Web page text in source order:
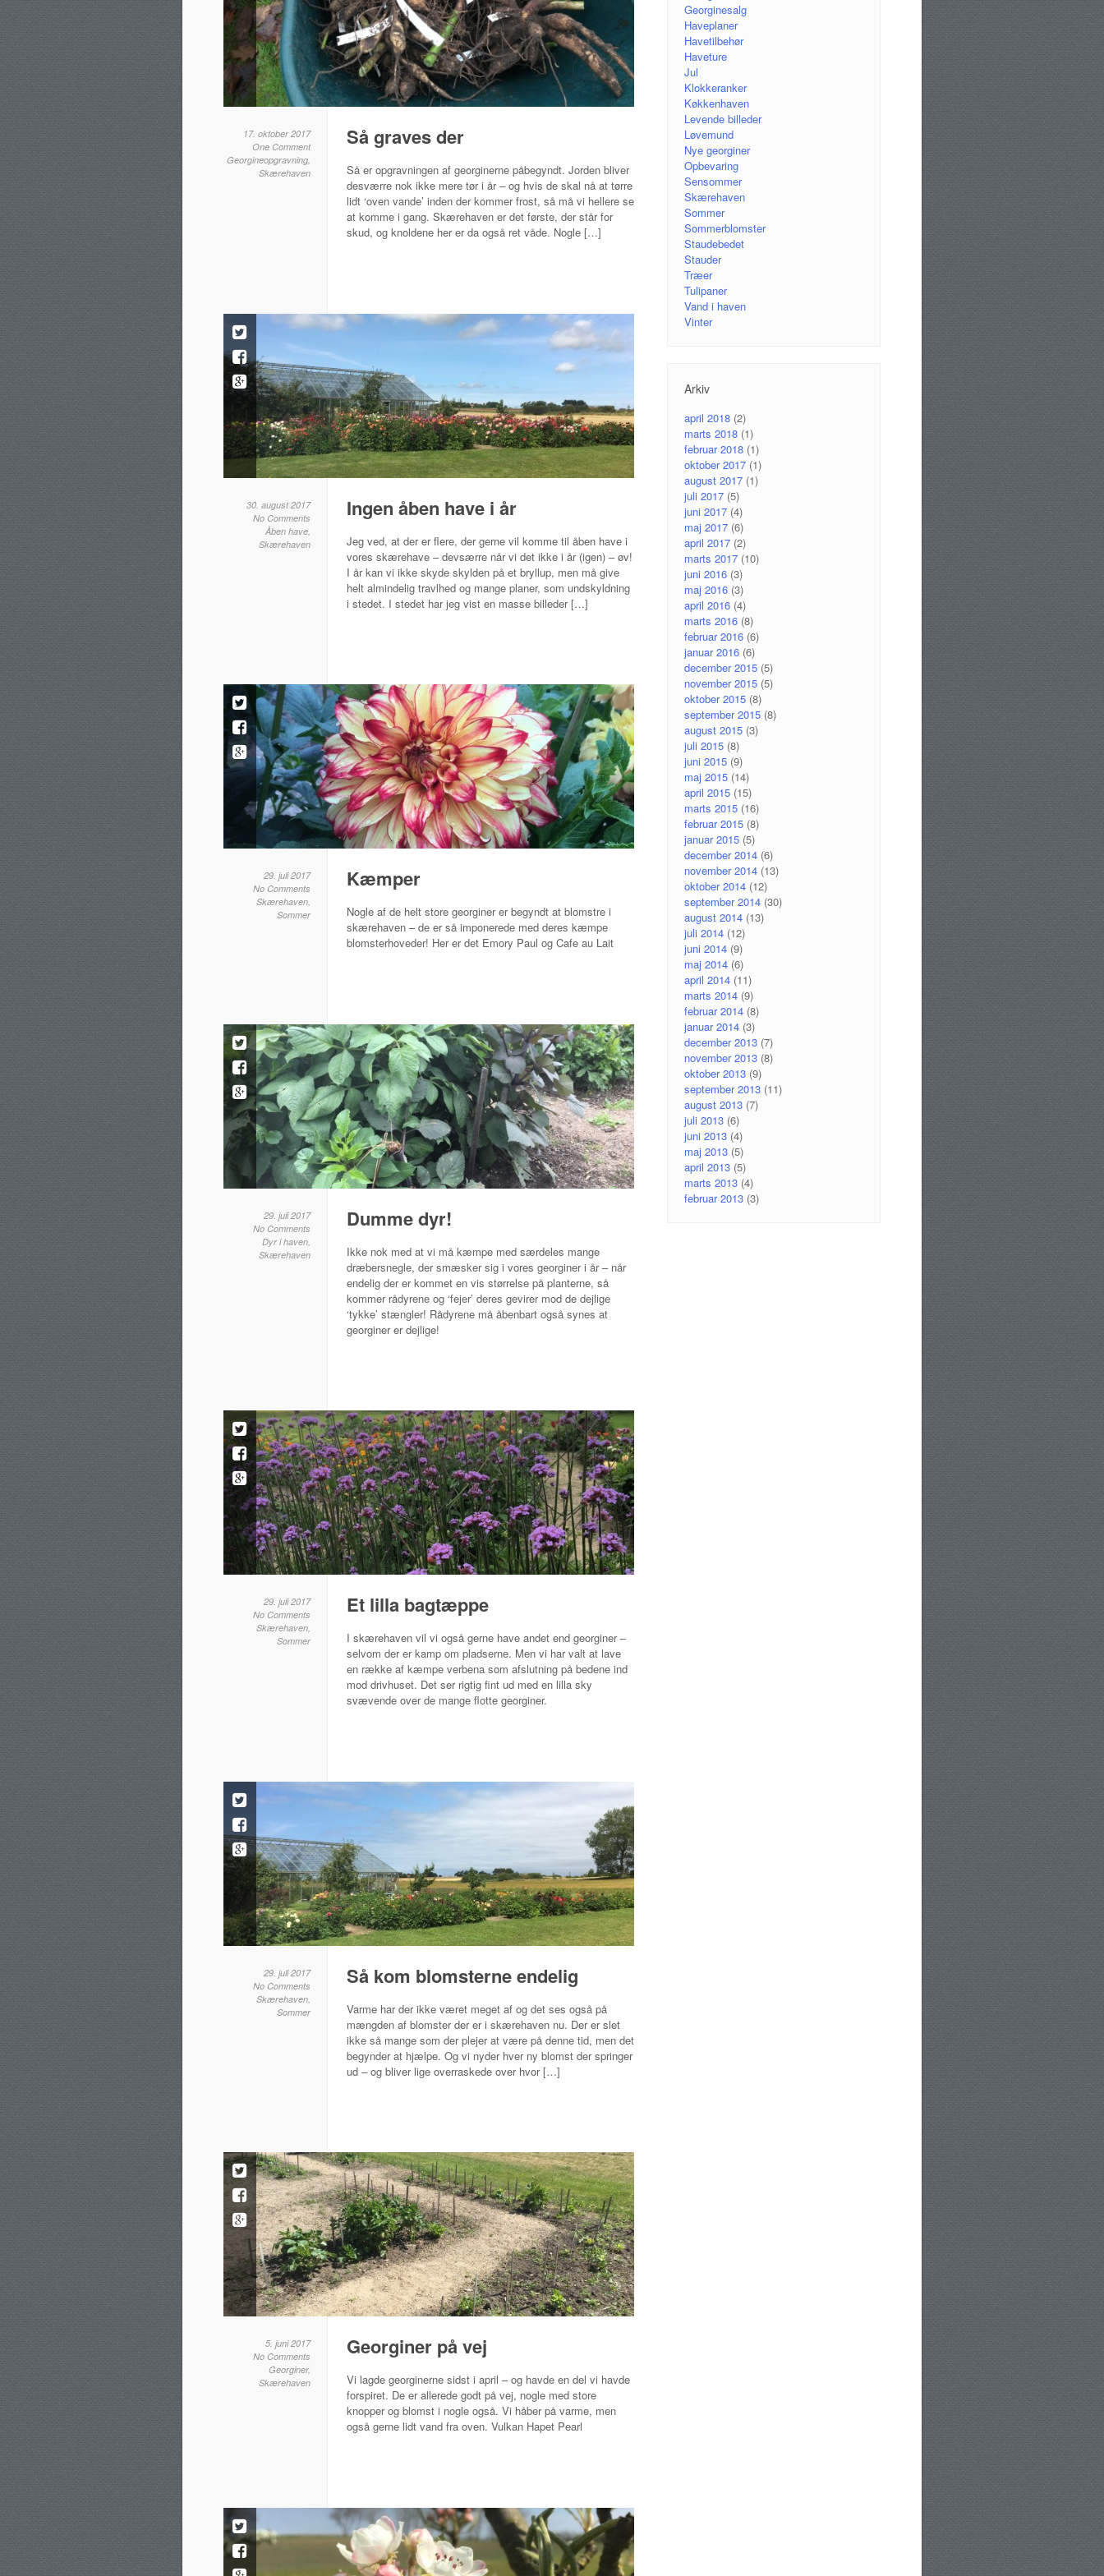
17. oktober 2017
One Comment
Georgineopgravning,
Skærehaven
Så graves der
Så er opgravningen af georginerne påbegyndt. Jorden bliver
desværre nok ikke mere tør i år – og hvis de skal nå at tørre
lidt ‘oven vande’ inden der kommer frost, så må vi hellere se
at komme i gang. Skærehaven er det første, der står for
skud, og knoldene her er da også ret våde. Nogle […]
30. august 2017
No Comments
Åben have
Skærehaven
Ingen åben have i år
Jeg ved, at der er flere, der gerne vil komme til åben have i
vores skærehave – devsærre når vi det ikke i år (igen) – øv!
I år kan vi ikke skyde skylden på et bryllup, men må give
helt almindelig travlhed og mange planer, som undskyldning
i stedet. I stedet har jeg vist en masse billeder […]
29. juli 2017
No Comments
Skærehaven,
Sommer
Kæmper
Nogle af de helt store georginer er begyndt at blomstre i
skærehaven – de er så imponerede med deres kæmpe
blomsterhoveder! Her er det Emory Paul og Cafe au Lait
29. juli 2017
No Comments
Dyr i haven
Skærehaven
Dumme dyr!
Ikke nok med at vi må kæmpe med særdeles mange
dræbersnegle, der smæsker sig i vores georginer i år – når
endelig der er kommet en vis størrelse på planterne, så
kommer rådyrene og ‘fejer’ deres gevirer mod de dejlige
‘tykke’ stængler! Rådyrene må åbenbart også synes at
georginer er dejlige!
29. juli 2017
No Comments
Skærehaven,
Sommer
Et lilla bagtæppe
I skærehaven vil vi også gerne have andet end georginer –
selvom der er kamp om pladserne. Men vi har valt at lave
en række af kæmpe verbena som afslutning på bedene ind
mod drivhuset. Det ser rigtig fint ud med en lilla sky
svævende over de mange flotte georginer.
29. juli 2017
No Comments
Skærehaven
Sommer
Så kom blomsterne endelig
Varme har der ikke været meget af og det ses også på
mængden af blomster der er i skærehaven nu. Der er slet
ikke så mange som der plejer at være på denne tid, men det
begynder at hjælpe. Og vi nyder hver ny blomst der springer
ud – og bliver lige overraskede over hvor […]
5. juni 2017
No Comments
Georginer,
Skærehaven
Georginer på vej
Vi lagde georginerne sidst i april – og havde en del vi havde
forspiret. De er allerede godt på vej, nogle med store
knopper og blomst i nogle også. Vi håber på varme, men
også gerne lidt vand fra oven. Vulkan Hapet Pearl
Georginesalg
Haveplaner
Havetilbehør
Haveture
Jul
Klokkeranker
Køkkenhaven
Levende billeder
Løvemund
Nye georginer
Opbevaring
Sensommer
Skærehaven
Sommer
Sommerblomster
Staudebedet
Stauder
Træer
Tulipaner
Vand i haven
Vinter
Arkiv
april 2018 (2)
marts 2018 (1)
februar 2018 (1)
oktober 2017 (1)
august 2017 (1)
juli 2017 (5)
juni 2017 (4)
maj 2017 (6)
april 2017 (2)
marts 2017 (10)
juni 2016 (3)
maj 2016 (3)
april 2016 (4)
marts 2016 (8)
februar 2016 (6)
januar 2016 (6)
december 2015 (5)
november 2015 (5)
oktober 2015 (8)
september 2015 (8)
august 2015 (3)
juli 2015 (8)
juni 2015 (9)
maj 2015 (14)
april 2015 (15)
marts 2015 (16)
februar 2015 (8)
januar 2015 (5)
december 2014 (6)
november 2014 (13)
oktober 2014 (12)
september 2014 (30)
august 2014 (13)
juli 2014 (12)
juni 2014 (9)
maj 2014 (6)
april 2014 (11)
marts 2014 (9)
februar 2014 (8)
januar 2014 (3)
december 2013 (7)
november 2013 (8)
oktober 2013 (9)
september 2013 (11)
august 2013 (7)
juli 2013 (6)
juni 2013 (4)
maj 2013 (5)
april 2013 (5)
marts 2013 (4)
februar 2013 (3)